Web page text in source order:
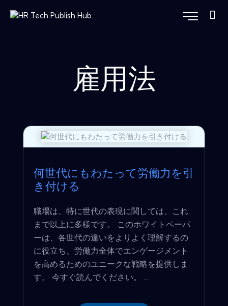
雇用法
何世代にもわたって労働力を引
き付ける
職場は、特に世代の表現に関しては、これ
まで以上に多様です。 このホワイトペーパ
ーは、各世代の違いをよりよく理解するの
に役立ち、労働力全体でエンゲージメント
を高めるためのユニークな戦略を提供しま
す。 今すぐ読んでください。 ...